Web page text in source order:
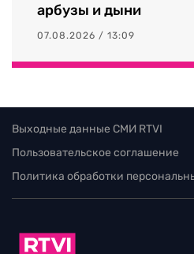
арбузы и дыни
07.08.2026 / 13:09
Выходные данные СМИ RTVI
Пользовательское соглашение
Политика обработки